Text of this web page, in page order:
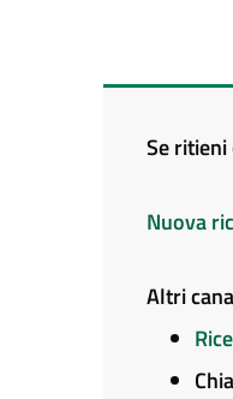
Se
Nuova
Altri